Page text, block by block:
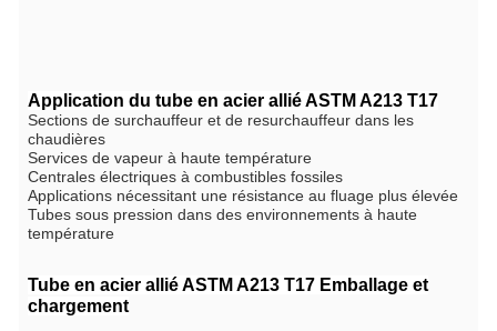
Application du tube en acier allié ASTM A213 T17
Sections de surchauffeur et de resurchauffeur dans les
chaudières
Services de vapeur à haute température
Centrales électriques à combustibles fossiles
Applications nécessitant une résistance au fluage plus élevée
Tubes sous pression dans des environnements à haute
température
Tube en acier allié ASTM A213 T17 Emballage et
chargement